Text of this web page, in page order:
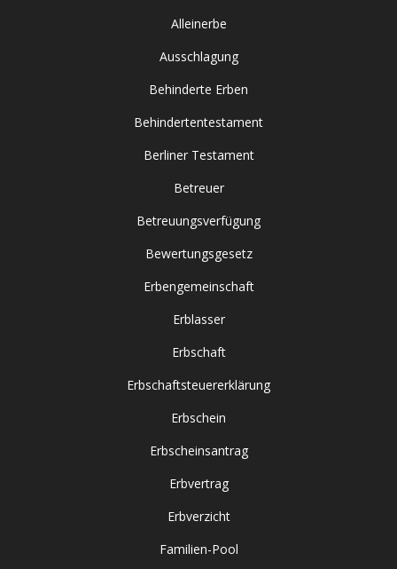
Alleinerbe
Ausschlagung
Behinderte Erben
Behindertentestament
Berliner Testament
Betreuer
Betreuungsverfügung
Bewertungsgesetz
Erbengemeinschaft
Erblasser
Erbschaft
Erbschaftsteuererklärung
Erbschein
Erbscheinsantrag
Erbvertrag
Erbverzicht
Familien-Pool